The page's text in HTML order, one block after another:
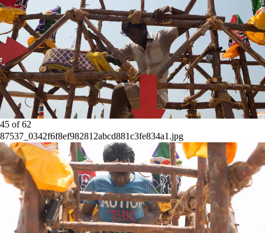
45 of62
87537_0342f6f8ef982812abcd881c3fe834a1.jpg